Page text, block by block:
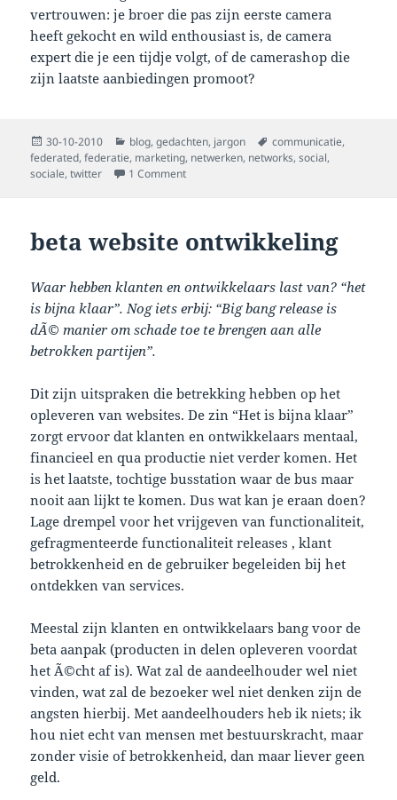
vertrouwen: je broer die pas zijn eerste camera
heeft gekocht en wild enthousiast is, de camera
expert die je een tijdje volgt, of de camerashop die
zijn laatste aanbiedingen promoot?
Posted
on
30-10-2010 Categories
blog,gedachten, jargon Tags
communicatie,
federated,federatie, marketing, netwerken, networks,social,
sociale,twitter 1 Commenton Commercieel eb en vloed op het web,
beta website ontwikkeling
Waar hebben klanten en ontwikkelaars last van? “het
is bijna klaar”. Nog iets erbij: “Big bang release is
dÃ© manier om schade toe te brengen aan alle
betrokken partijen”.
Dit zijn uitspraken die betrekking hebben op het
opleveren van websites. De zin “Het is bijna klaar”
zorgt ervoor dat klanten en ontwikkelaars mentaal,
financieel en qua productie niet verder komen. Het
is het laatste, tochtige busstation waar de bus maar
nooit aan lijkt te komen. Dus wat kan je eraan doen?
Lage drempel voor het vrijgeven van functionaliteit,
gefragmenteerde functionaliteit releases , klant
betrokkenheid en de gebruiker begeleiden bij het
ontdekken vanservices.
Meestal zijn klanten en ontwikkelaars bang voor de
beta aanpak (producten in delen opleveren voordat
het Ã©cht af is). Wat zal de aandeelhouder wel niet
vinden, wat zal de bezoeker wel niet denken zijn de
angsten hierbij. Met aandeelhouders heb ik niets; ik
hou niet echt van mensen met bestuurskracht, maar
zonder visie of betrokkenheid, dan maar liever geen
geld.